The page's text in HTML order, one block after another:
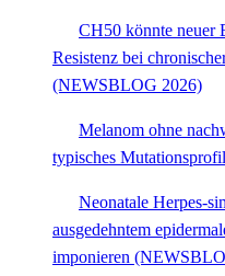
CH50 könnte neuer
Resistenz bei
(NEWSBLOG 2026)
Melanom ohne
typisches
Neonatale Herpes-
ausgedehntem
imponieren